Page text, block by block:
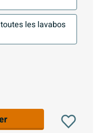
les lavabos